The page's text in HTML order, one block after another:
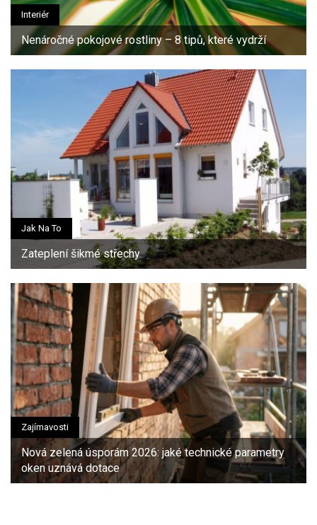
Interiér
Nenáročné pokojové rostliny – 8 tipů, které vydrží
Jak Na To
Zateplení šikmé střechy
Zajímavosti
Nová zelená úsporám 2026: jaké technické parametry
oken uznává dotace